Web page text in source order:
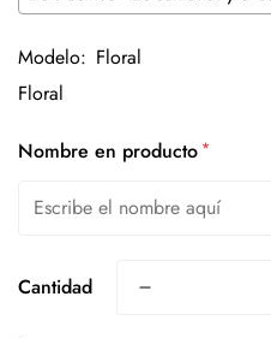
Modelo: Floral
Nombre en producto *
Cantidad